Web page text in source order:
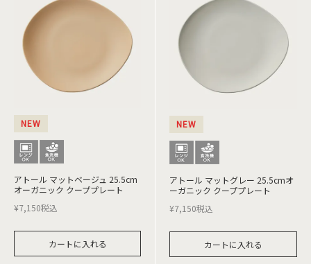
NEW
アトール マットベージュ 25.5cm
オーガニック クーププレート
¥7,150税込
カートに入れる
NEW
アトール マットグレー 25.5cmオ
ーガニック クーププレート
¥7,150税込
カートに入れる